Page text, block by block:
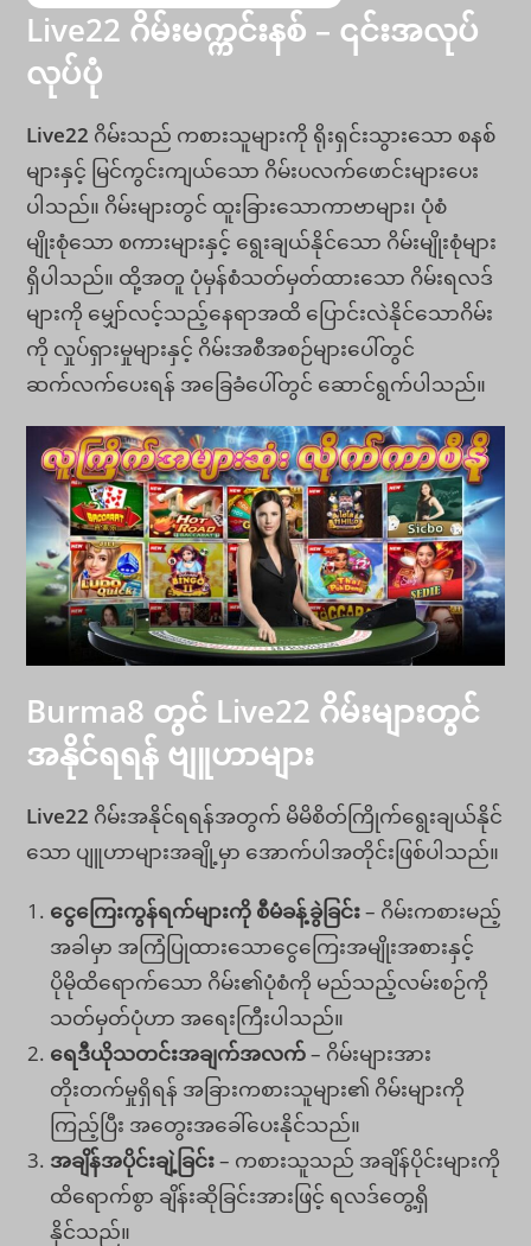
Live22 ဂိမ်းမက္ကင်းနစ် – ၎င်းအလုပ်
လုပ်ပုံ
Live22 ဂိမ်းသည် ကစားသူများကို ရိုးရှင်းသွားသော စနစ်
များနှင့် မြင်ကွင်းကျယ်သော ဂိမ်းပလက်ဖောင်းများပေး
ပါသည်။ ဂိမ်းများတွင် ထူးခြားသောကာဗာများ၊ ပုံစံ
မျိုးစုံသော စကားများနှင့် ရွေးချယ်နိုင်သော ဂိမ်းမျိုးစုံများ
ရှိပါသည်။ ထို့အတူ ပုံမှန်စံသတ်မှတ်ထားသော ဂိမ်းရလဒ်
များကို မျှော်လင့်သည့်နေရာအထိ ပြောင်းလဲနိုင်သောဂိမ်း
ကို လှုပ်ရှားမှုများနှင့် ဂိမ်းအစီအစဉ်များပေါ်တွင်
ဆက်လက်ပေးရန် အခြေခံပေါ်တွင် ဆောင်ရွက်ပါသည်။
Burma8 တွင် Live22 ဂိမ်းများတွင်
အနိုင်ရရန် ဗျူဟာများ
Live22 ဂိမ်းအနိုင်ရရန်အတွက် မိမိစိတ်ကြိုက်ရွေးချယ်နိုင်
သော ပျူဟာများအချို့မှာ အောက်ပါအတိုင်းဖြစ်ပါသည်။
ငွေကြေးကွန်ရက်များကို စီမံခန့်ခွဲခြင်း– ဂိမ်းကစားမည့်
အခါမှာ အကြံပြုထားသောငွေကြေးအမျိုးအစားနှင့်
ပိုမိုထိရောက်သော ဂိမ်း၏ပုံစံကို မည်သည့်လမ်းစဉ်ကို
သတ်မှတ်ပုံဟာ အရေးကြီးပါသည်။
ရေဒီယိုသတင်းအချက်အလက်– ဂိမ်းများအား
တိုးတက်မှုရှိရန် အခြားကစားသူများ၏ ဂိမ်းများကို
ကြည့်ပြီး အတွေးအခေါ်ပေးနိုင်သည်။
အချိန်အပိုင်းချဲ့ခြင်း– ကစားသူသည် အချိန်ပိုင်းများကို
ထိရောက်စွာ ချိန်းဆိုခြင်းအားဖြင့် ရလဒ်တွေ့ရှိ
နိုင်သည်။